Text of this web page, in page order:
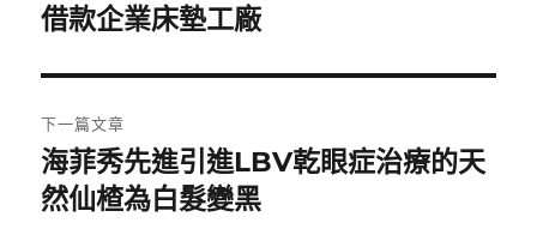
導
覽
一
文
章:
借款企業床墊工廠
下一篇文章
下
一
海菲秀先進引進LBV乾眼症治療的天
然仙楂為白髮變黑